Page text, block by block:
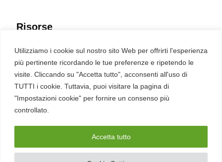
Utilizziamo i cookie sul nostro sito Web per offrirti l'esperienza
più pertinente ricordando le tue preferenze e ripetendo le
visite. Cliccando su "Accetta tutto", acconsenti all'uso di
TUTTI i cookie. Tuttavia, puoi visitare la pagina di
"Impostazioni cookie" per fornire un consenso più
controllato.
Accetta tutto
Risorse
Eventi
Fumetto Cyber
Newsletter
Servizi
Pubblicità
English
Ultime CVE critiche
2026 – REDHOTCYBER Srl. Tutti i diritti riservati